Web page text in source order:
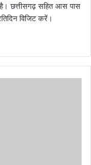
छत्तीसगढ़ सहित आस पास
विजिट करें।